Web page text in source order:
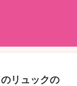
リュックの